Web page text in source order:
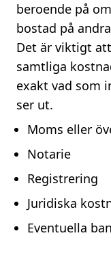
beroende på
bostad på
Det är viktigt
samtliga
exakt vad som
ser ut.
Moms eller
Notarie
Registrering
Juridiska
Eventuella